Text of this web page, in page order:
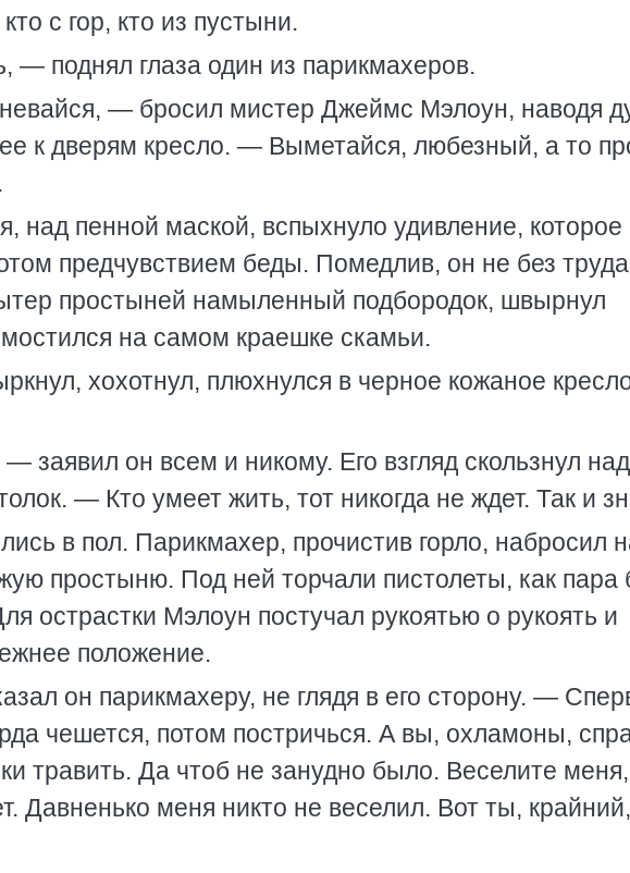
с гор, кто из пустыни.
поднял глаза один из парикмахеров.
— бросил мистер Джеймс Мэлоун, наводя
к дверям кресло. — Выметайся, любезный, а то
над пенной маской, вспыхнуло удивление, которое
предчувствием беды. Помедлив, он не без труда
простыней намыленный подбородок, швырнул
на самом краешке скамьи.
хохотнул, плюхнулся в черное кожаное
заявил он всем и никому. Его взгляд скользнул над
— Кто умеет жить, тот никогда не ждет. Так и
в пол. Парикмахер, прочистив горло, набросил
простыню. Под ней торчали пистолеты, как пара
острастки Мэлоун постучал рукоятью о рукоять и
положение.
он парикмахеру, не глядя в его сторону. —
чешется, потом постричься. А вы, охламоны,
травить. Да чтоб не занудно было. Веселите
Давненько меня никто не веселил. Вот ты, крайний,